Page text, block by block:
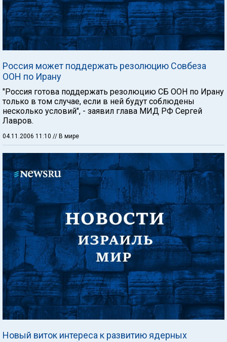
Россия может поддержать резолюцию Совбеза
ООН по Ирану
"Россия готова поддержать резолюцию СБ ООН по Ирану
только в том случае, если в ней будут соблюдены
несколько условий", - заявил глава МИД РФ Сергей
Лавров.
04.11.2006 11:10 // В мире
Новый виток интереса к развитию ядерных